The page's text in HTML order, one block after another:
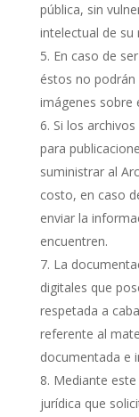
pública, sin
intelectual de su
En caso de
éstos no
imágenes sobre
Si los
para
suministrar al
costo, en caso
enviar la
encuentren.
La
digitales que
respetada a
referente al
documentada e
Mediante
jurídica que